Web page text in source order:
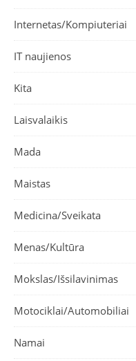
Internetas/Kompiuteriai
IT naujienos
Kita
Laisvalaikis
Mada
Maistas
Medicina/Sveikata
Menas/Kultūra
Mokslas/Išsilavinimas
Motociklai/Automobiliai
Namai